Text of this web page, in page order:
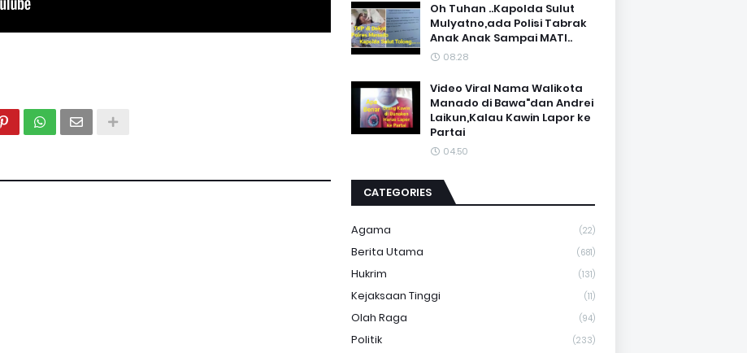
Oh Tuhan ..Kapolda Sulut
Mulyatno,ada Polisi Tabrak
Anak Anak Sampai MATI..
08.28
Video Viral Nama Walikota
Manado di Bawa"dan Andrei
Laikun,Kalau Kawin Lapor ke
Partai
04.50
CATEGORIES
Agama (22)
Berita Utama (681)
Hukrim (131)
Kejaksaan Tinggi (11)
Olah Raga (94)
Politik (233)